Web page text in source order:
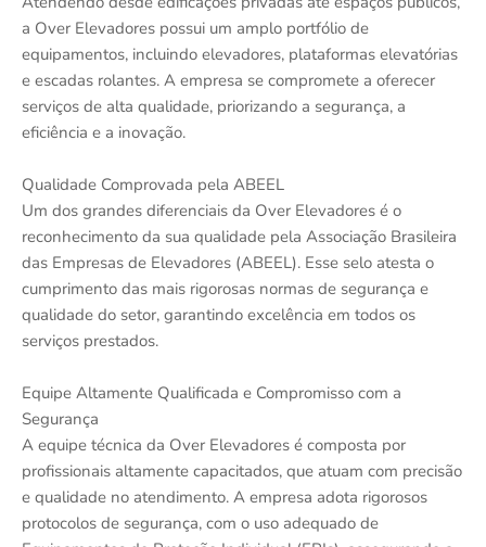
a Over Elevadores possui um amplo portfólio de
equipamentos, incluindo elevadores, plataformas elevatórias
e escadas rolantes. A empresa se compromete a oferecer
serviços de alta qualidade, priorizando a segurança, a
eficiência e a inovação.
Qualidade Comprovada pela ABEEL
Um dos grandes diferenciais da Over Elevadores é o
reconhecimento da sua qualidade pela Associação Brasileira
das Empresas de Elevadores (ABEEL). Esse selo atesta o
cumprimento das mais rigorosas normas de segurança e
qualidade do setor, garantindo excelência em todos os
serviços prestados.
Equipe Altamente Qualificada e Compromisso com a
Segurança
A equipe técnica da Over Elevadores é composta por
profissionais altamente capacitados, que atuam com precisão
e qualidade no atendimento. A empresa adota rigorosos
protocolos de segurança, com o uso adequado de